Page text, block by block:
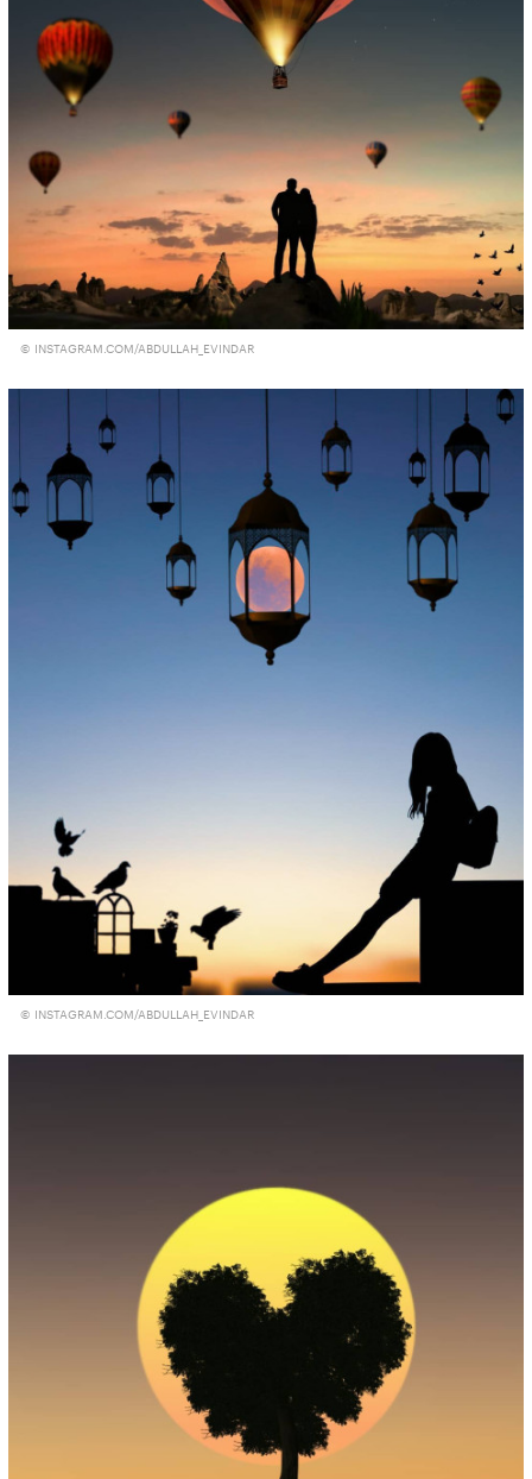
© INSTAGRAM.COM/ABDULLAH_EVINDAR
© INSTAGRAM.COM/ABDULLAH_EVINDAR